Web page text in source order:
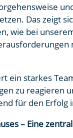
Das zeigt
wie bei
ein starkes
zu reagieren
für den
– Eine